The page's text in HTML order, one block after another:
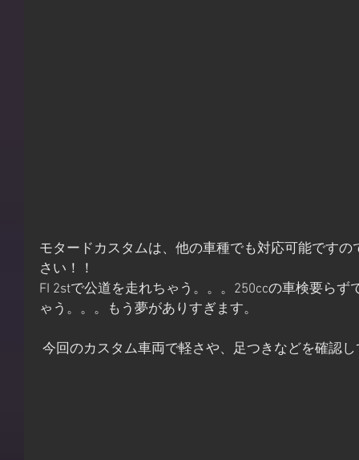
モタードカスタムは、他の車種でも対応可能です
さい！！
FI 2stで公道を走れちゃう。。。250ccの車検要ら
ゃう。。。もう夢がありすぎます。
今回のカスタム車両で軽さや、足つきなどを確認